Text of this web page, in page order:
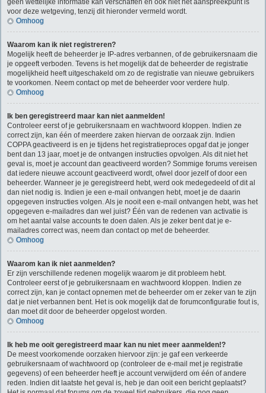
geen wettelijke informatie kan verschaffen en ook niet het aanspreekpunt is
voor deze wetgeving, tenzij dit hieronder vermeld wordt.
Omhoog
Waarom kan ik niet registreren?
Mogelijk heeft de beheerder je IP-adres verbannen, of de gebruikersnaam die
je opgeeft verboden. Tevens is het mogelijk dat de beheerder de registratie
mogelijkheid heeft uitgeschakeld om zo de registratie van nieuwe gebruikers
te voorkomen. Neem contact op met de beheerder voor verdere hulp.
Omhoog
Ik ben geregistreerd maar kan niet aanmelden!
Controleer eerst of je gebruikersnaam en wachtwoord kloppen. Indien ze
correct zijn, kan één of meerdere zaken hiervan de oorzaak zijn. Indien
COPPA geactiveerd is en je tijdens het registratieproces opgaf dat je jonger
bent dan 13 jaar, moet je de ontvangen instructies opvolgen. Als dit niet het
geval is, moet je account dan geactiveerd worden? Sommige forums vereisen
dat iedere nieuwe account geactiveerd wordt, ofwel door jezelf of door een
beheerder. Wanneer je je geregistreerd hebt, werd ook medegedeeld of dit al
dan niet nodig is. Indien je een e-mail ontvangen hebt, moet je de daarin
opgegeven instructies volgen. Als je nooit een e-mail ontvangen hebt, was het
opgegeven e-mailadres dan wel juist? Één van de redenen van activatie is
om het aantal valse accounts te doen dalen. Als je zeker bent dat je e-
mailadres correct was, neem dan contact op met de beheerder.
Omhoog
Waarom kan ik niet aanmelden?
Er zijn verschillende redenen mogelijk waarom je dit probleem hebt.
Controleer eerst of je gebruikersnaam en wachtwoord kloppen. Indien ze
correct zijn, kan je contact opnemen met de beheerder om er zeker van te zijn
dat je niet verbannen bent. Het is ook mogelijk dat de forumconfiguratie fout is,
dan moet dit door de beheerder opgelost worden.
Omhoog
Ik heb me ooit geregistreerd maar kan nu niet meer aanmelden!?
De meest voorkomende oorzaken hiervoor zijn: je gaf een verkeerde
gebruikersnaam of wachtwoord op (controleer de e-mail met je registratie
gegevens) of een beheerder heeft je account verwijderd om één of andere
reden. Indien dit laatste het geval is, heb je dan ooit een bericht geplaatst?